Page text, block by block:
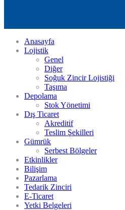
Anasayfa
Lojistik
Genel
Diğer
Soğuk Zincir Lojistiği
Taşıma
Depolama
Stok Yönetimi
Dış Ticaret
Akreditif
Teslim Şekilleri
Gümrük
Serbest Bölgeler
Etkinlikler
Bilişim
Pazarlama
Tedarik Zinciri
E-Ticaret
Yetki Belgeleri